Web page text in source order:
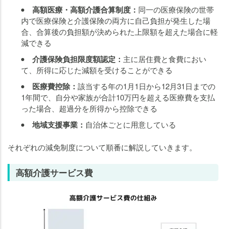
高額医療・高額介護合算制度： 同一の医療保険の世帯
内で医療保険と介護保険の両方に自己負担が発生した場
合、合算後の負担額が決められた上限額を超えた場合に軽
減できる
介護保険負担限度額認定： 主に居住費と食費におい
て、所得に応じた減額を受けることができる
医療費控除： 該当する年の1月1日から12月31日までの
1年間で、自分や家族が合計10万円を超える医療費を支払
った場合、超過分を所得から控除できる
地域支援事業： 自治体ごとに用意している
それぞれの減免制度について順番に解説していきます。
高額介護サービス費